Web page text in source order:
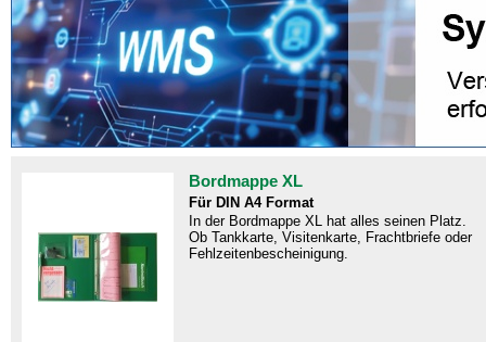
Bordmappe XL
Für DIN A4 Format
In der Bordmappe XL hat alles seinen Platz.
Ob Tankkarte, Visitenkarte, Frachtbriefe oder
Fehlzeitenbescheinigung.